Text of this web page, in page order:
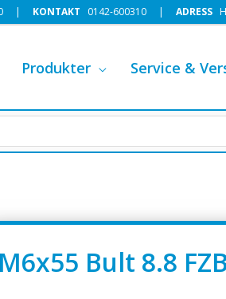
| KONTAKT 0142-600310 | ADRESS
Produkter Service &
M6x55 Bult 8.8 FZB